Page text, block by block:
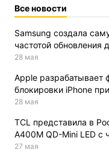
Все новости
Samsung создала
частотой обновления
28 мая
Apple разрабатывает
блокировки iPhone
28 мая
TCL представила в
A400M QD-Mini LED с
27 мая